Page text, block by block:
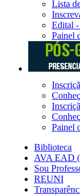
Lista
Edital
Painel
Painel
Biblioteca
AVA EAD
Sou
REUNI